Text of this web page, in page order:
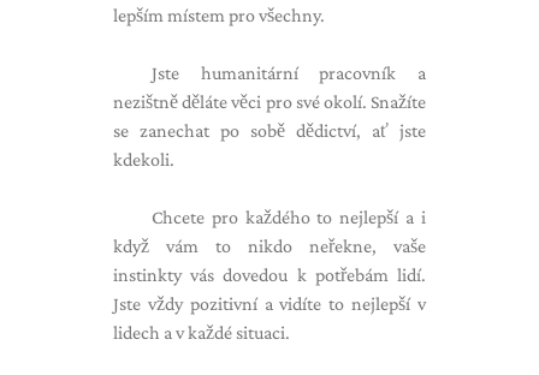
lepším místem pro všechny.
Jste humanitární pracovník a
nezištně děláte věci pro své okolí. Snažíte
se zanechat po sobě dědictví, ať jste
kdekoli.
Chcete pro každého to nejlepší a i
když vám to nikdo neřekne, vaše
instinkty vás dovedou k potřebám lidí.
Jste vždy pozitivní a vidíte to nejlepší v
lidech a v každé situaci.